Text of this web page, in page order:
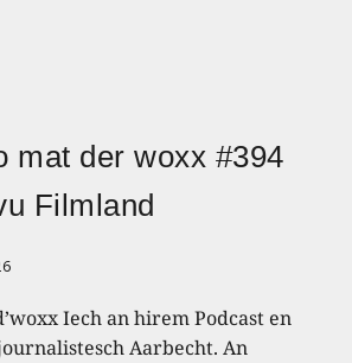
mat der woxx #394
Filmland
Iech an hirem Podcast en
Aarbecht. An